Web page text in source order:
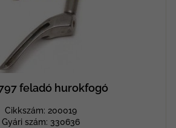
feladó hurokfogó
Cikkszám: 200019
Gyári szám: 330636